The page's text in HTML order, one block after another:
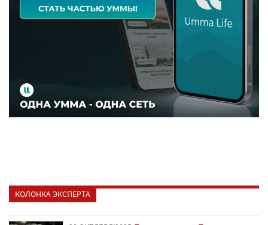
КОЛОНКА ЭКСПЕРТА